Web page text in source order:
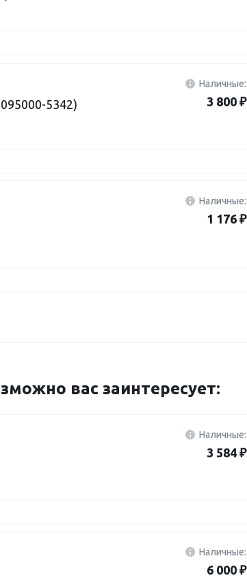
5342)
Наличные:
3 800 ₽
Наличные:
1 176 ₽
вас заинтересует:
Наличные:
3 584 ₽
Наличные:
6 000 ₽